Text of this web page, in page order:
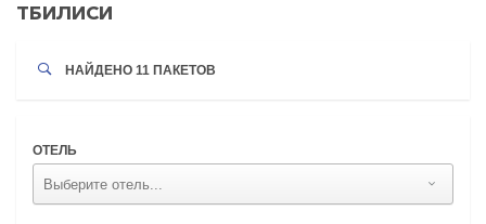
ТБИЛИСИ
НАЙДЕНО 11 ПАКЕТОВ
ОТЕЛЬ